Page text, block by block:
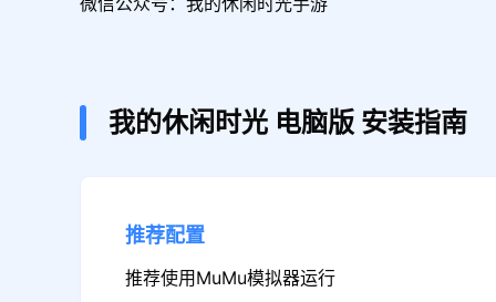
我的休闲时光 电脑版 安装指南
推荐配置
推荐使用MuMu模拟器运行